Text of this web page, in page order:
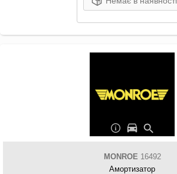
MONROE 16492
Амортизатор